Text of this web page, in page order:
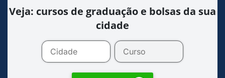
Veja: cursos de graduação e bolsas da sua
cidade